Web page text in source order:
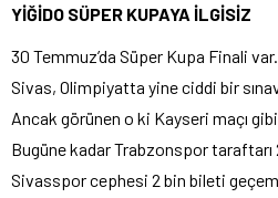
YİĞİDO SÜPER KUPAYA İLGİSİZ
30 Temmuz’da Süper Kupa Finali var.
Sivas, Olimpiyatta yine ciddi bir
Ancak görünen o ki Kayseri maçı
Bugüne kadar Trabzonspor taraftarı
Sivasspor cephesi 2 bin bileti